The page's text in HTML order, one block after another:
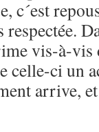
c´est
vis-à-vis
celle-ci un
arrive,